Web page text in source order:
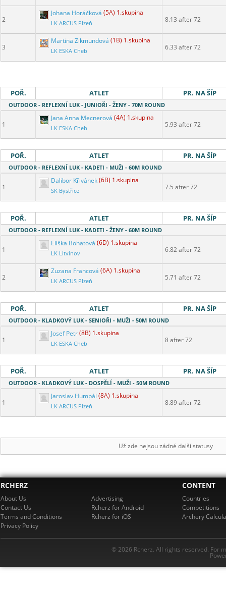
2
Johana Horáčková (5A) 1.skupina
LK ARCUS Plzeň 8.13 after 72
3
Martina Zikmundová (1B) 1.skupina
LK ESKA Cheb 6.33 after 72
POŘ. ATLET PR. NA ŠÍP
OUTDOOR - REFLEXNÍ LUK - JUNIOŘI - ŽENY - 70M ROUND
1
Jana Anna Mecnerová (4A) 1.skupina
LK ESKA Cheb 5.93 after 72
POŘ. ATLET PR. NA ŠÍP
OUTDOOR - REFLEXNÍ LUK - KADETI - MUŽI - 60M ROUND
1
Dalibor Křivánek(6B) 1.skupina
SK Bystřice 7.5 after 72
POŘ. ATLET PR. NA ŠÍP
OUTDOOR - REFLEXNÍ LUK - KADETI - ŽENY - 60M ROUND
1
Eliška Bohatová (6D) 1.skupina
LK Litvínov 6.82 after 72
2
Zuzana Francová (6A) 1.skupina
LK ARCUS Plzeň 5.71 after 72
POŘ. ATLET PR. NA ŠÍP
OUTDOOR - KLADKOVÝ LUK - SENIOŘI - MUŽI - 50M ROUND
1
Josef Petr(8B) 1.skupina
LK ESKA Cheb 8 after 72
POŘ. ATLET PR. NA ŠÍP
OUTDOOR - KLADKOVÝ LUK - DOSPĚLÍ - MUŽI - 50M ROUND
1
Jaroslav Humpál (8A) 1.skupina
LK ARCUS Plzeň 8.89 after 72
Už zde nejsou zádné další statusy
RCHERZ
About Us
Contact Us
Terms and Conditions
Privacy Policy
Advertising
Rcherz for Android
Rcherz for iOS
CONTENT
Countries
Competitions
Archery
© 2026 Rcherz. All rights reserved. For